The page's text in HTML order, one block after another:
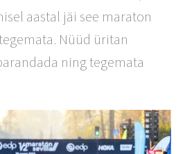
aastal jäi see maraton
Nüüd üritan
ning tegemata